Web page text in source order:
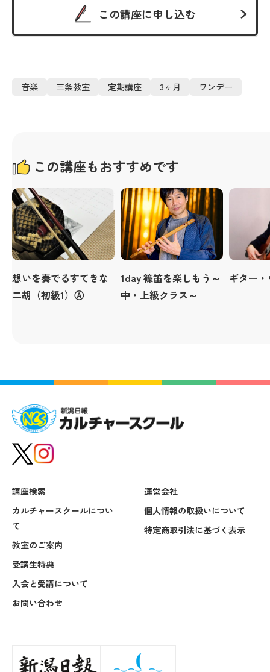
この講座に申し込む
音楽 三条教室 定期講座 3ヶ月 ワンデー
この講座もおすすめです
想いを奏でるすてきな
二胡（初級1）Ⓐ
1day 篠笛を楽しもう～
中・上級クラス～
ギター
講座検索
カルチャースクールについ
て
教室のご案内
受講生特典
入会と受講について
お問い合わせ
運営会社
個人情報の取扱いについて
特定商取引法に基づく表示